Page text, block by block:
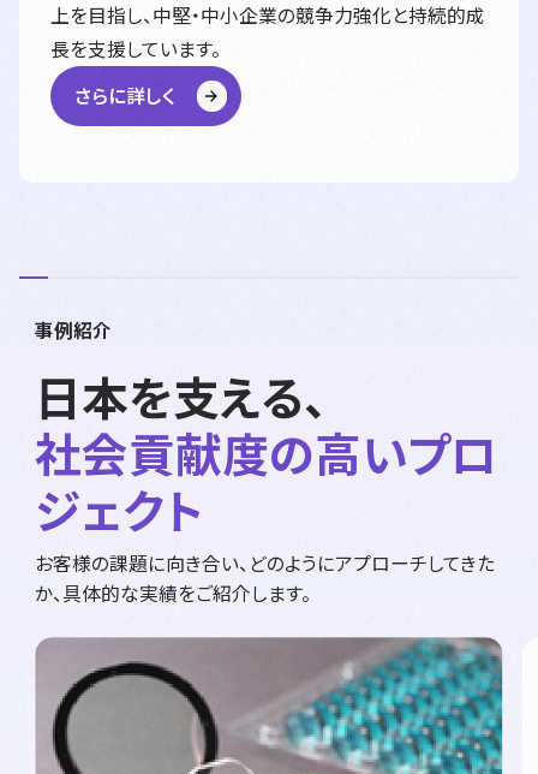
上を目指し、中堅・中小企業の競争力強化と持続的成
長を支援しています。
さらに詳しく
事例紹介
日本を支える、
社会貢献度の高いプロ
ジェクト
お客様の課題に向き合い、どのようにアプローチしてきた
か、具体的な実績をご紹介します。